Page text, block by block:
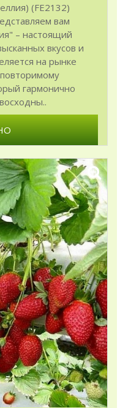
(FE2132)
вам
– настоящий
вкусов и
на рынке
гармонично